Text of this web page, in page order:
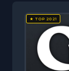
★ TOP 2021